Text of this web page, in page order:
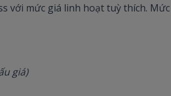
với mức giá linh hoạt tuỳ thích.
giá)